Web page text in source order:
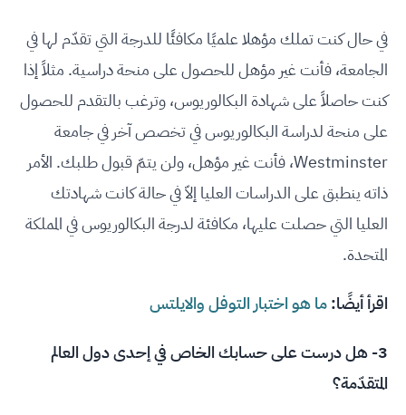
في حال كنت تملك مؤهلا علميًا مكافئًا للدرجة التي تقدّم لها في
الجامعة، فأنت غير مؤهل للحصول على منحة دراسية. مثلاً إذا
كنت حاصلاً على شهادة البكالوريوس، وترغب بالتقدم للحصول
على منحة لدراسة البكالوريوس في تخصص آخر في جامعة
Westminster، فأنت غير مؤهل، ولن يتمّ قبول طلبك. الأمر
ذاته ينطبق على الدراسات العليا إلاّ في حالة كانت شهادتك
العليا التي حصلت عليها، مكافئة لدرجة البكالوريوس في المملكة
المتحدة.
اقرأ أيضًا:ما هو اختبار التوفل والايلتس
3- هل درست على حسابك الخاص في إحدى دول العالم
المتقدّمة؟